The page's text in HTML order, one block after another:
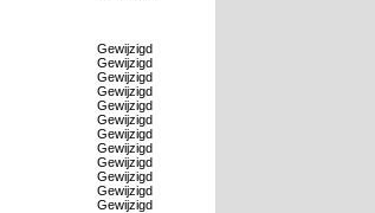
Gewijzigd
Gewijzigd
Gewijzigd
Gewijzigd
Gewijzigd
Gewijzigd
Gewijzigd
Gewijzigd
Gewijzigd
Gewijzigd
Gewijzigd
Gewijzigd